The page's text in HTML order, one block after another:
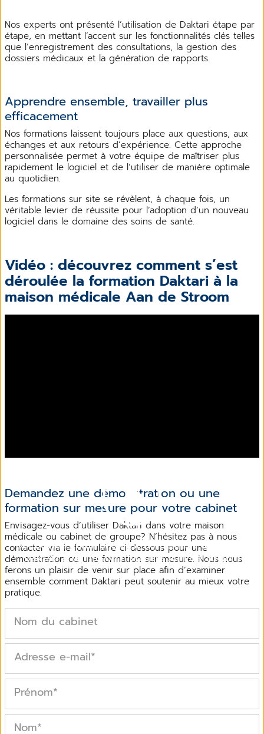
Nos experts ont présenté l’utilisation de Daktari étape par
étape, en mettant l’accent sur les fonctionnalités clés telles
que l’enregistrement des consultations, la gestion des
dossiers médicaux et la génération de rapports.
Apprendre ensemble, travailler plus
efficacement
Nos formations laissent toujours place aux questions, aux
échanges et aux retours d’expérience. Cette approche
personnalisée permet à votre équipe de maîtriser plus
rapidement le logiciel et de l’utiliser de manière optimale
au quotidien.
Les formations sur site se révèlent, à chaque fois, un
véritable levier de réussite pour l’adoption d’un nouveau
logiciel dans le domaine des soins de santé.
Vidéo : découvrez comment s’est
déroulée la formation Daktari à la
maison médicale Aan de Stroom
Découvrez comment s’est déroulée la formation
Daktari à la maison médicale Aan de Stroom
Demandez une démonstration ou une
formation sur mesure pour votre cabinet
Envisagez-vous d’utiliser Daktari dans votre maison
médicale ou cabinet de groupe? N’hésitez pas à nous
contacter via le formulaire ci-dessous pour une
démonstration ou une formation sur mesure. Nous nous
ferons un plaisir de venir sur place afin d’examiner
ensemble comment Daktari peut soutenir au mieux votre
pratique.
Nom du cabinet
Adresse e-mail*
Prénom*
Nom*